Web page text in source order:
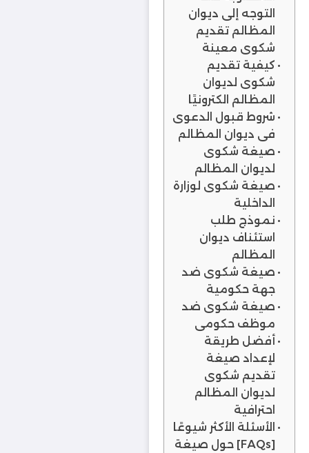
التوجه إلى ديوان
المظالم تقديم
شكوى معينة
كيفية تقديم
شكوى لديوان
المظالم الكترونيًا
شروط قبول الدعوى
في ديوان المظالم
صيغة شكوى
لديوان المظالم
صيغة شكوى لوزارة
الداخلية
نموذج طلب
استئناف ديوان
المظالم
صيغة شكوى ضد
جهة حكومية
صيغة شكوى ضد
موظف حكومي
أفضل طريقة
لإعداد صيغة
تقديم شكوى
لديوان المظالم
احترافية
الأسئلة الأكثر شيوعًا
[FAQs] حول صيغة